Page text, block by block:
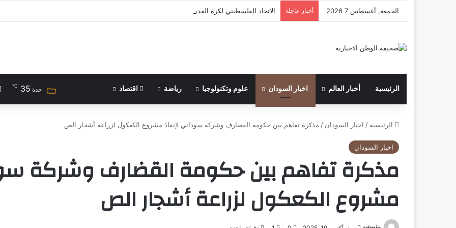
الجمعة, أغسطس 7 2026 أخبار عاجلة الاتحاد الفلسطيني لكرة القدم يثمن دعم الأمير علي للرياضة الفلسطينية | رياضة عربية
الرئيسية أخبار العالم اخبار السودان علوم وتكنولوجيا رياضة اقتصاد جدة 35
℃
الرئيسية / اخبار السودان / مذكرة تفاهم بين حكومة القضارف وشركة سوداني لإنفاذ مشروع الكعكول لزراعة أشجار الص
اخبار السودان
مذكرة تفاهم بين حكومة القضارف وشركة
مشروع الكعكول لزراعة أشجار الص